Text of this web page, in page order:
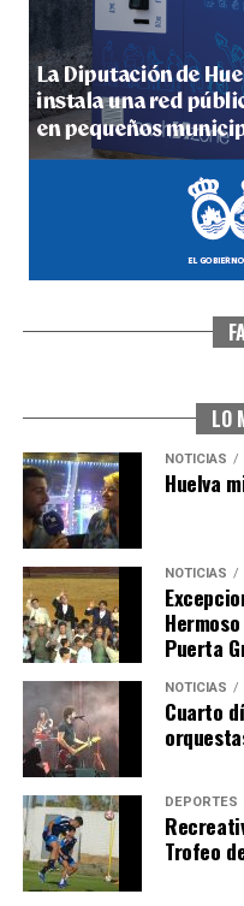
5º DÍA DE LAS
hace 5 días·Huelvatv
CUARTA CORRIDA DE
4º DÍA DE LAS
hace 6 días Huelvatv
LO
NOTICIAS
Huelva
NOTICIAS
Puerta
NOTICIAS
Cuarto
DEPORTES
Trofeo